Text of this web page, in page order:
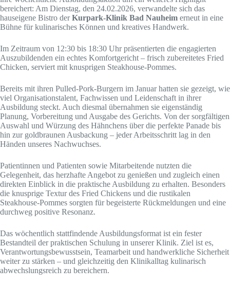
bereichert: Am Dienstag, den 24.02.2026, verwandelte sich das
hauseigene Bistro derKurpark-Klinik Bad Nauheim erneut in eine
Bühne für kulinarisches Können und kreatives Handwerk.
Im Zeitraum von 12:30 bis 18:30 Uhr präsentierten die engagierten
Auszubildenden ein echtes Komfortgericht – frisch zubereitetes Fried
Chicken, serviert mit knusprigen Steakhouse-Pommes.
Bereits mit ihren Pulled-Pork-Burgern im Januar hatten sie gezeigt, wie
viel Organisationstalent, Fachwissen und Leidenschaft in ihrer
Ausbildung steckt. Auch diesmal übernahmen sie eigenständig
Planung, Vorbereitung und Ausgabe des Gerichts. Von der sorgfältigen
Auswahl und Würzung des Hähnchens über die perfekte Panade bis
hin zur goldbraunen Ausbackung – jeder Arbeitsschritt lag in den
Händen unseres Nachwuchses.
Patientinnen und Patienten sowie Mitarbeitende nutzten die
Gelegenheit, das herzhafte Angebot zu genießen und zugleich einen
direkten Einblick in die praktische Ausbildung zu erhalten. Besonders
die knusprige Textur des Fried Chickens und die rustikalen
Steakhouse-Pommes sorgten für begeisterte Rückmeldungen und eine
durchweg positive Resonanz.
Das wöchentlich stattfindende Ausbildungsformat ist ein fester
Bestandteil der praktischen Schulung in unserer Klinik. Ziel ist es,
Verantwortungsbewusstsein, Teamarbeit und handwerkliche Sicherheit
weiter zu stärken – und gleichzeitig den Klinikalltag kulinarisch
abwechslungsreich zu bereichern.